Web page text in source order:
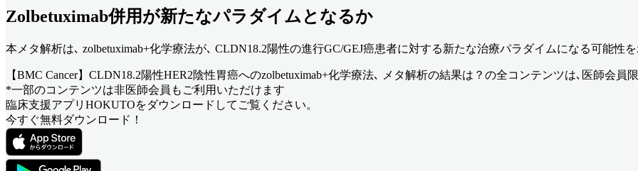
Zolbetuximab併用が新たなパラダイムとなるか
本メタ解析は､ zolbetuximab+化学療法が､ CLDN18.2陽性の進行GC/GEJ癌患者に対する新たな治療パラダイムになる可能性
【BMC Cancer】CLDN18.2陽性HER2陰性胃癌へのzolbetuximab+化学療法､ メタ解析の結果は？ の全コンテンツは､医師会員
*一部のコンテンツは非医師会員もご利用いただけます
臨床支援アプリHOKUTOをダウンロードしてご覧ください。
今すぐ無料ダウンロード！